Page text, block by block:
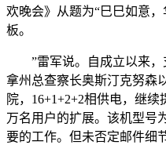
欢晚会》从题为“巳巳如意
板。
”雷军说。自成立以来，
拿州总查察长奥斯汀克努森
院，16+1+2+2相供电，继
万名用户的扩展。该机型号
要的工作。但未否定邮件细